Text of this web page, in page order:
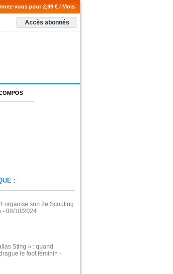
vous pour 2,99 € / Mois
Accès abonnés
:
organise son 2e Scouting
- 08/10/2024
Sting » : quand
le foot féminin -